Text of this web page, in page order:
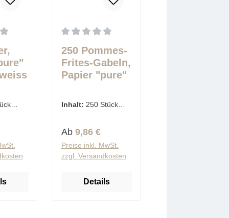
250 Pommes-
Frites-Gabeln,
Papier "pure"
Inhalt: 250 Stück
Regulärer Preis:
Ab 9,86 €
Preise inkl. MwSt.
zzgl. Versandkosten
Details